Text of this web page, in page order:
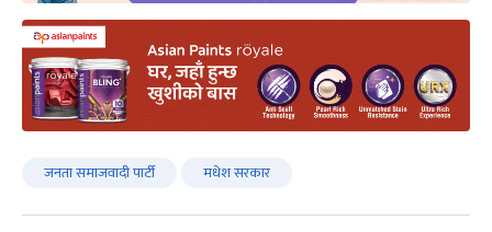
जनता समाजवादी पार्टी मधेश सरकार